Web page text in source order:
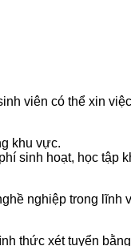
viên có thể xin
khu vực.
sinh hoạt, học tập
nghiệp trong
thức xét tuyển